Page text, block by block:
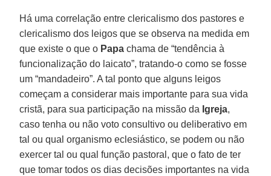
Há uma correlação entre clericalismo dos pastores e
clericalismo dos leigos que se observa na medida em
que existe o que o Papa chama de “tendência à
funcionalização do laicato”, tratando-o como se fosse
um “mandadeiro”. A tal ponto que alguns leigos
começam a considerar mais importante para sua vida
cristã, para sua participação na missão da Igreja,
caso tenha ou não voto consultivo ou deliberativo em
tal ou qual organismo eclesiástico, se podem ou não
exercer tal ou qual função pastoral, que o fato de ter
que tomar todos os dias decisões importantes na vida